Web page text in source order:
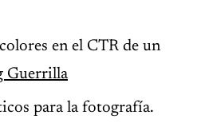
en el CTR de un
Guerrilla
para la fotografía.